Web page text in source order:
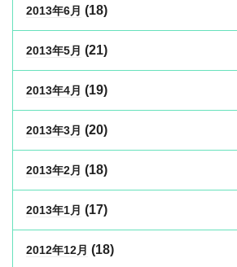
2013年6月 (18)
2013年5月 (21)
2013年4月 (19)
2013年3月 (20)
2013年2月 (18)
2013年1月 (17)
2012年12月 (18)